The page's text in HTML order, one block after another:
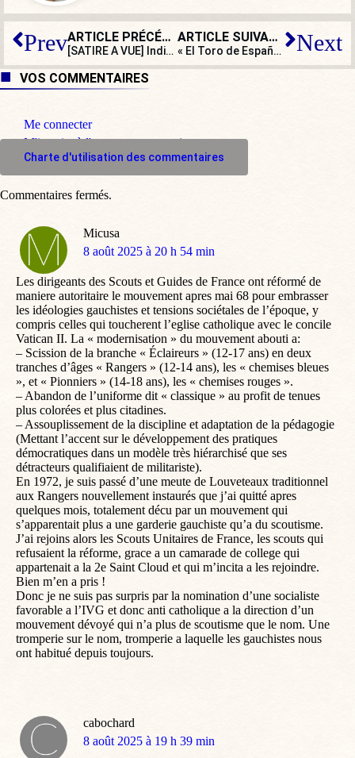
Prev ARTICLE PRÉCÉDENT
[SATIRE A VUE] Indispensable pour refroidir une pièce : la vidéo n° 1 de François Bayrou
ARTICLE SUIVANT
« El Toro de España » : le colosse d’acier qui défie la tour Eiffel Next
VOS COMMENTAIRES
Me connecter
M'inscrire à l'espace commentaire
Charte d'utilisation des commentaires
Micusa
dit
8 août 2025 à 20 h 54 min
Les dirigeants des Scouts et Guides de France ont réformé de
maniere autoritaire le mouvement apres mai 68 pour embrasser
les idéologies gauchistes et tensions sociétales de l’époque, y
compris celles qui toucherent l’eglise catholique avec le concile
Vatican II. La « modernisation » du mouvement abouti a:
– Scission de la branche « Éclaireurs » (12-17 ans) en deux
tranches d’âges « Rangers » (12-14 ans), les « chemises bleues
», et « Pionniers » (14-18 ans), les « chemises rouges ».
– Abandon de l’uniforme dit « classique » au profit de tenues
plus colorées et plus citadines.
– Assouplissement de la discipline et adaptation de la pédagogie
(Mettant l’accent sur le développement des pratiques
démocratiques dans un modèle très hiérarchisé que ses
détracteurs qualifiaient de militariste).
En 1972, je suis passé d’une meute de Louveteaux traditionnel
aux Rangers nouvellement instaurés que j’ai quitté apres
quelques mois, totalement décu par un mouvement qui
s’apparentait plus a une garderie gauchiste qu’a du scoutisme.
J’ai rejoins alors les Scouts Unitaires de France, les scouts qui
refusaient la réforme, grace a un camarade de college qui
appartenait a la 2e Saint Cloud et qui m’incita a les rejoindre.
Bien m’en a pris !
Donc je ne suis pas surpris par la nomination d’une socialiste
favorable a l’IVG et donc anti catholique a la direction d’un
mouvement dévoyé qui n’a plus de scoutisme que le nom. Une
tromperie sur le nom, tromperie a laquelle les gauchistes nous
ont habitué depuis toujours.
cabochard
dit
8 août 2025 à 19 h 39 min
Commentaires fermés.